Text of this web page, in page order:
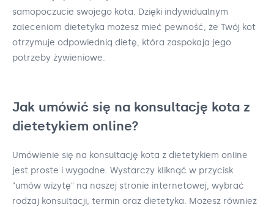
samopoczucie swojego kota. Dzięki indywidualnym
zaleceniom dietetyka możesz mieć pewność, że Twój kot
otrzymuje odpowiednią dietę, która zaspokaja jego
potrzeby żywieniowe.
Jak umówić się na konsultację kota z
dietetykiem online?
Umówienie się na konsultację kota z dietetykiem online
jest proste i wygodne. Wystarczy kliknąć w przycisk
"umów wizytę" na naszej stronie internetowej, wybrać
rodzaj konsultacji, termin oraz dietetyka. Możesz również